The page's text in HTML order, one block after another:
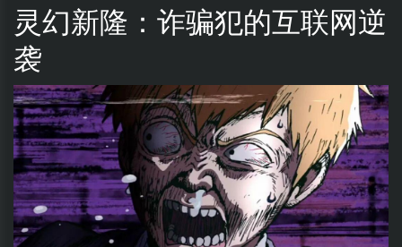
灵幻新隆：诈骗犯的互联网逆
袭